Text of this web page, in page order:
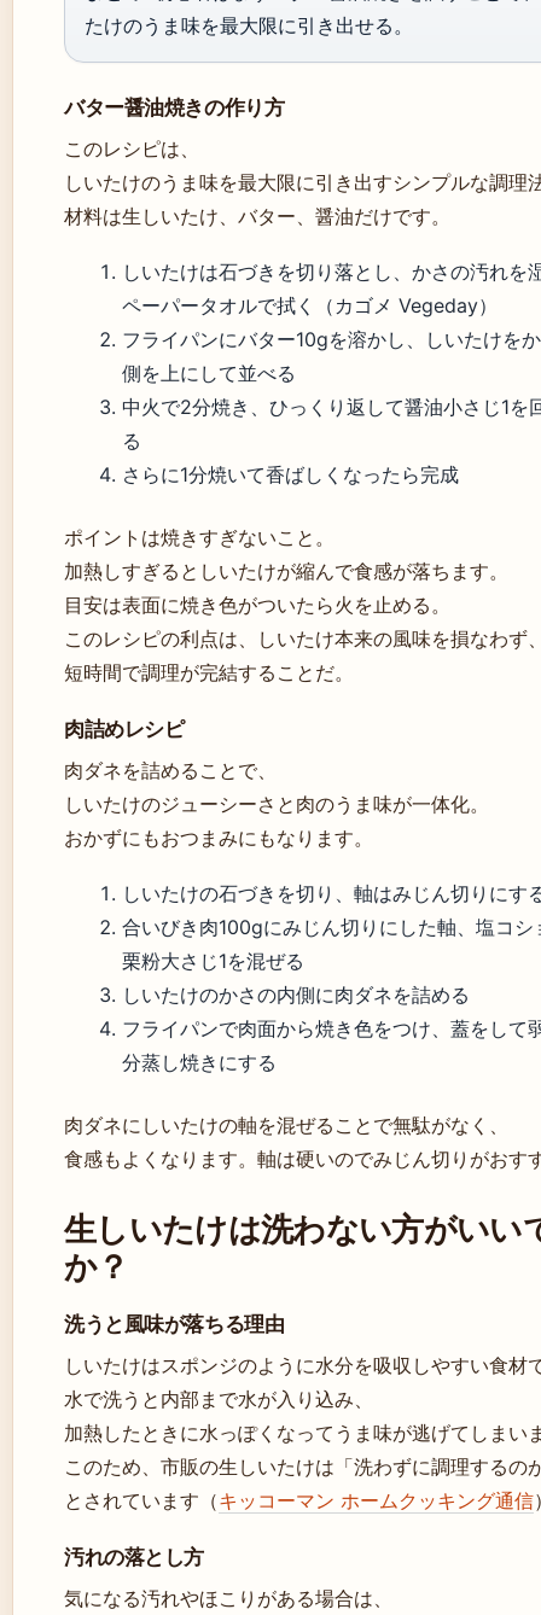
たけのうま味を最大限に引き出せる。
バター醤油焼きの作り方
このレシピは、
しいたけのうま味を最大限に引き出すシンプルな調理
材料は生しいたけ、バター、醤油だけです。
しいたけは石づきを切り落とし、かさの汚れを
ペーパータオルで拭く（カゴメ Vegeday）
フライパンにバター10gを溶かし、しいたけを
側を上にして並べる
中火で2分焼き、ひっくり返して醤油小さじ1を
る
さらに1分焼いて香ばしくなったら完成
ポイントは焼きすぎないこと。
加熱しすぎるとしいたけが縮んで食感が落ちます。
目安は表面に焼き色がついたら火を止める。
このレシピの利点は、しいたけ本来の風味を損なわず
短時間で調理が完結することだ。
肉詰めレシピ
肉ダネを詰めることで、
しいたけのジューシーさと肉のうま味が一体化。
おかずにもおつまみにもなります。
しいたけの石づきを切り、軸はみじん切りにす
合いびき肉100gにみじん切りにした軸、塩コシ
栗粉大さじ1を混ぜる
しいたけのかさの内側に肉ダネを詰める
フライパンで肉面から焼き色をつけ、蓋をして
分蒸し焼きにする
肉ダネにしいたけの軸を混ぜることで無駄がなく、
食感もよくなります。軸は硬いのでみじん切りがおす
生しいたけは洗わない方がいい
か？
洗うと風味が落ちる理由
しいたけはスポンジのように水分を吸収しやすい食材
水で洗うと内部まで水が入り込み、
加熱したときに水っぽくなってうま味が逃げてしまい
このため、市販の生しいたけは「洗わずに調理するの
とされています（キッコーマン ホームクッキング通信
汚れの落とし方
気になる汚れやほこりがある場合は、